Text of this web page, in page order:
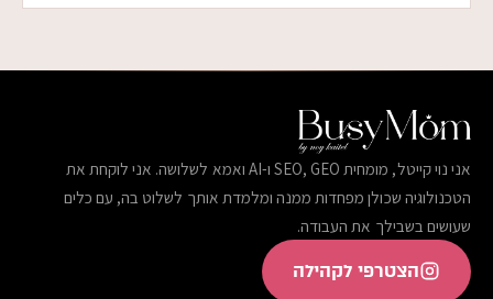
אני נוי קייטל, מומחית SEO, GEO ו-AI ואמא לשלושה. אני לוקחת את
הטכנולוגיה שכולן מפחדות ממנה ומלמדת אותך לשלוט בה, עם כלים
שעושים בשבילך את העבודה.
הצטרפי לקהילה